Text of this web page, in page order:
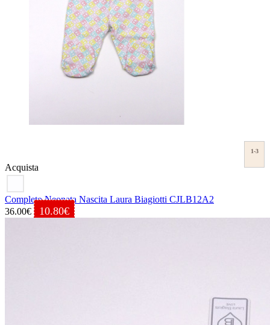
1-3
Acquista
Completo Neonata Nascita Laura Biagiotti CJLB12A2
36.00€
10.80€